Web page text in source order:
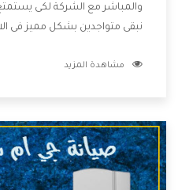
والمباشر مع الشركة لكى
نبقى متواجدين بشكل مميز فى
الشركة بها والتى تكون منها
وأقوى الأسعار التى تكون
مشاهدة المزيد